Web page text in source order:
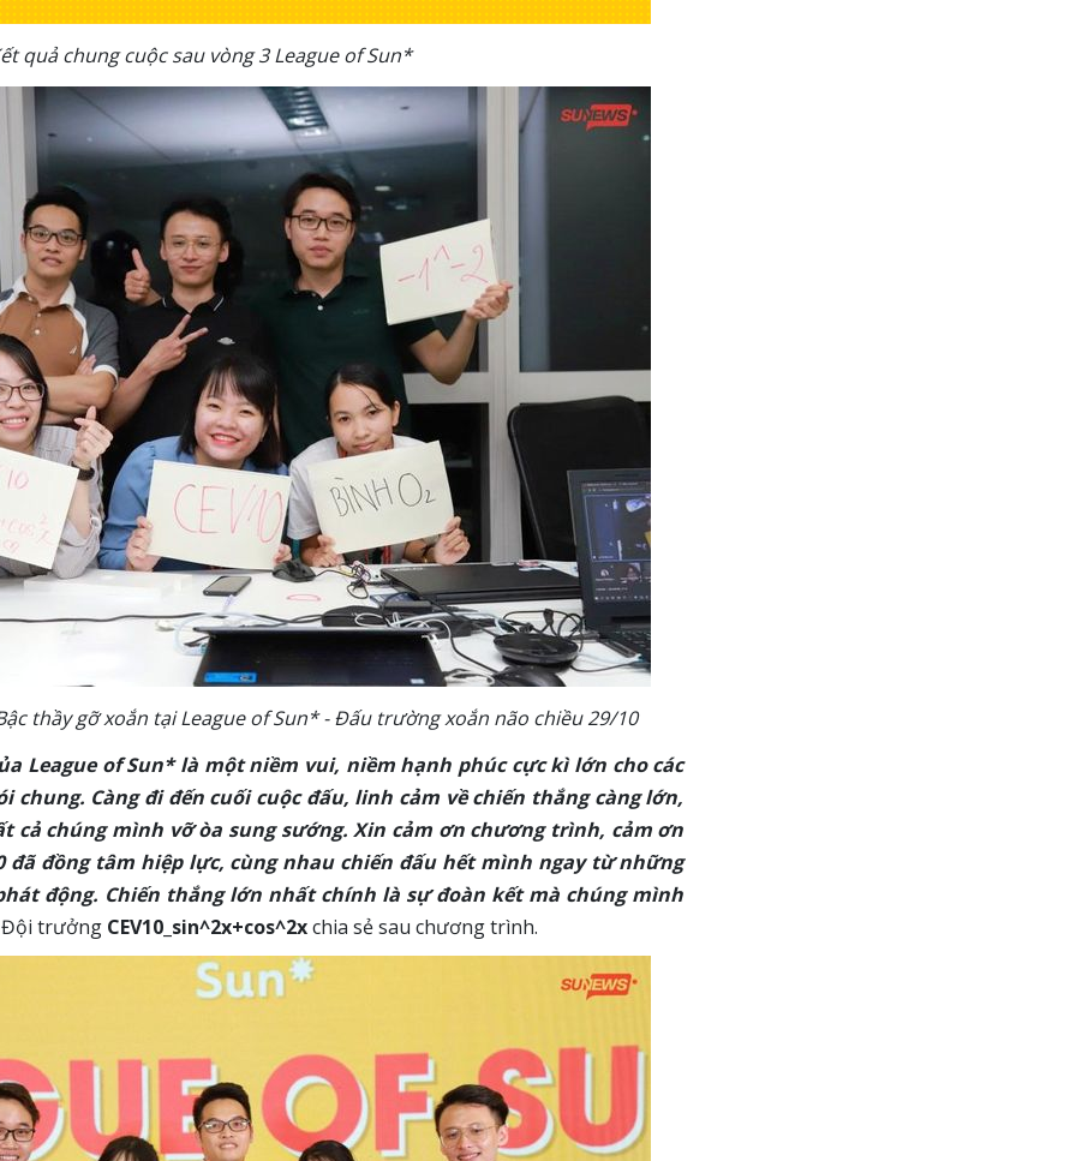
quả chung cuộc sau vòng 3 League of Sun*
thầy gỡ xoắn tại League of Sun* - Đấu trường xoắn não chiều 29/10
League of Sun* là một niềm vui, niềm hạnh phúc cực kì lớn cho các
chung. Càng đi đến cuối cuộc đấu, linh cảm về chiến thắng càng lớn,
cả chúng mình vỡ òa sung sướng. Xin cảm ơn chương trình, cảm ơn
đã đồng tâm hiệp lực, cùng nhau chiến đấu hết mình ngay từ những
động. Chiến thắng lớn nhất chính là sự đoàn kết mà chúng mình
trưởng CEV10_sin^2x+cos^2xchia sẻ sau chương trình.